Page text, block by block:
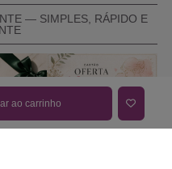
ao carrinho
— SIMPLES, RÁPIDO E